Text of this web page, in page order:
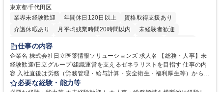
東京都千代田区
業界未経験歓迎
年間休日120日以上
資格取得支援あり
介護休暇あり
月平均残業時間20時間以内
未経験者歓迎
住宅手当あり
育休あり
完全週休2日制 交通費支給 土日祝休み 寮・社宅あり
仕事の内容
企業名 株式会社日立医薬情報ソリューションズ 求人名 【総務・人事】未
経験歓迎/日立グループ/組織運営を支えるゼネラリストを目指す 仕事の内
容 入社直後は労務（労務管理・給与計算・安全衛生・福利厚生等）からお
任せいたします。将来は総務・採用・教育業務へ守備範囲を広げ、組織運
必要な経験・能力等